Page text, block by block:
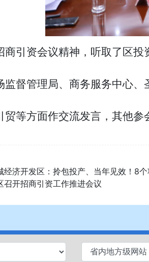
引资会议精神，听取了区投
监督管理局、商务服务中心
等方面作交流发言，其他参
经济开发区：拎包投产、当年见效！8
召开招商引资工作推进会议